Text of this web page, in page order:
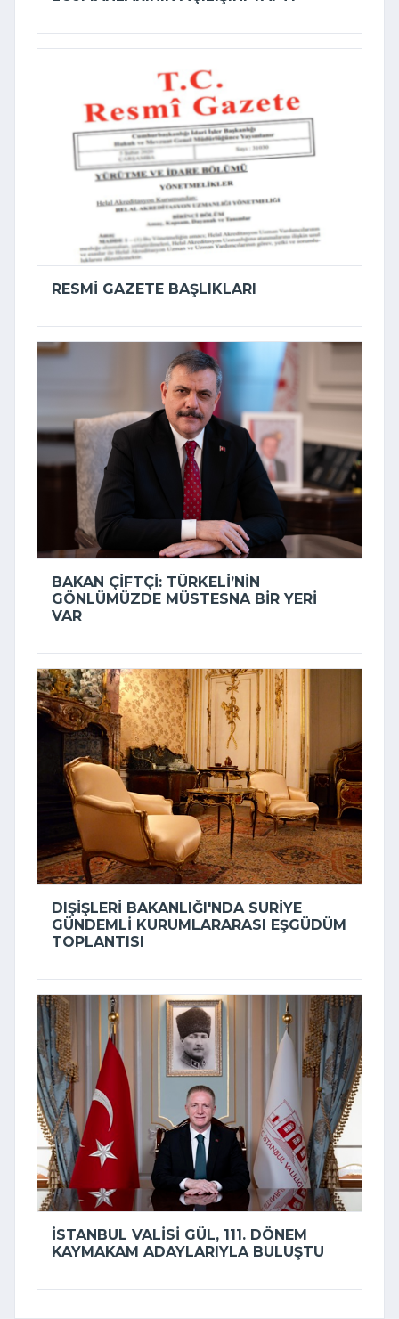
RESMI GAZETE BAŞLIKLARI
BAKAN ÇIFTÇI: TÜRKELI’NIN
GÖNLÜMÜZDE MÜSTESNA BIR YERI
VAR
DIŞIŞLERI BAKANLIĞI'NDA SURIYE
GÜNDEMLI KURUMLARARASI EŞGÜDÜM
TOPLANTISI
İSTANBUL VALISI GÜL, 111. DÖNEM
KAYMAKAM ADAYLARIYLA BULUŞTU